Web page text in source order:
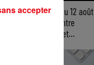
Éclipse solaire du 12 août
: où l’observer entre
Cannes et Nice et...
accepter